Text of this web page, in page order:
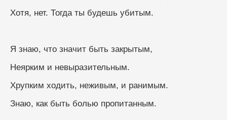
Хотя, нет. Тогда ты будешь убитым.
Я знаю, что значит быть закрытым,
Неярким и невыразительным.
Хрупким ходить, неживым, и ранимым.
Знаю, как быть болью пропитанным.